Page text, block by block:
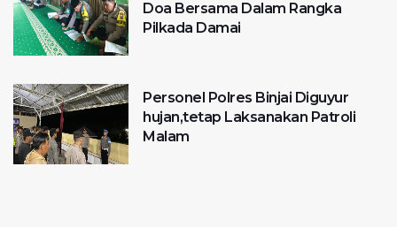
Doa Bersama Dalam Rangka
Pilkada Damai
Personel Polres Binjai Diguyur
hujan,tetap Laksanakan Patroli
Malam